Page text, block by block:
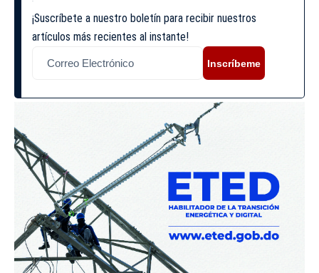
¡Suscríbete a nuestro boletín para recibir nuestros
artículos más recientes al instante!
Inscríbeme